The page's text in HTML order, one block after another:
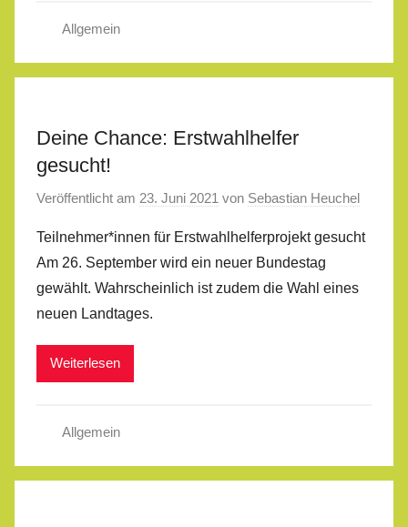
Allgemein
Deine Chance: Erstwahlhelfer
gesucht!
Veröffentlicht am 23. Juni 2021 von Sebastian Heuchel
Teilnehmer*innen für Erstwahlhelferprojekt gesucht
Am 26. September wird ein neuer Bundestag
gewählt. Wahrscheinlich ist zudem die Wahl eines
neuen Landtages.
Weiterlesen
Allgemein